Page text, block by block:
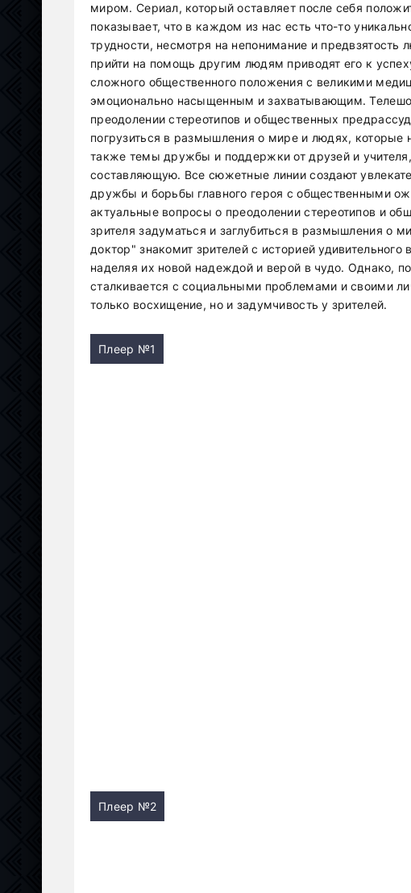
миром. Сериал, который оставляет после себя
показывает, что в каждом из нас есть что-то
трудности, несмотря на непонимание и предвзятость
прийти на помощь другим людям приводят его к
сложного общественного положения с великими
эмоционально насыщенным и захватывающим.
преодолении стереотипов и общественных
погрузиться в размышления о мире и людях,
также темы дружбы и поддержки от друзей и
составляющую. Все сюжетные линии создают
дружбы и борьбы главного героя с общественными
актуальные вопросы о преодолении стереотипов и
зрителя задуматься и заглубиться в размышления о
доктор" знакомит зрителей с историей
наделяя их новой надеждой и верой в чудо. Однако,
сталкивается с социальными проблемами и своими
только восхищение, но и задумчивость у зрителей.
Плеер №1
Плеер №2